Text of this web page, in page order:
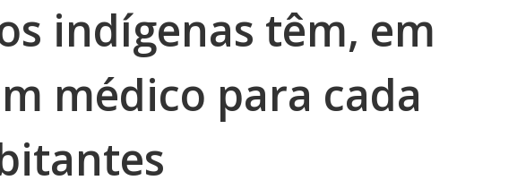
indígenas têm, em
médico para cada